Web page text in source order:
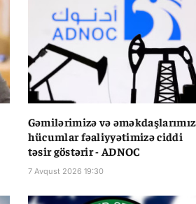
Gəmilərimizə və
hücumlar fəaliyyətimizə ciddi
təsir göstərir - ADNOC
7 Avqust 2026 19:30